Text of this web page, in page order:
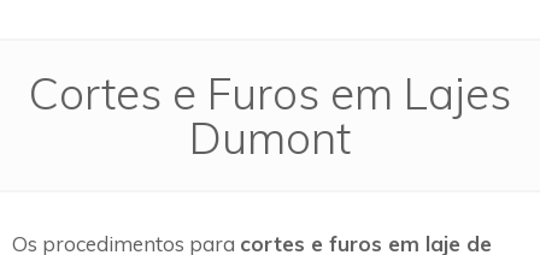
Cortes e Furos em Lajes
Dumont
Os procedimentos para cortes e furos em laje de